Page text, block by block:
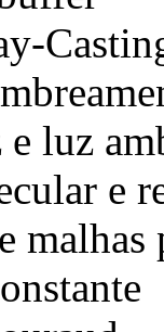
luz
e
malhas